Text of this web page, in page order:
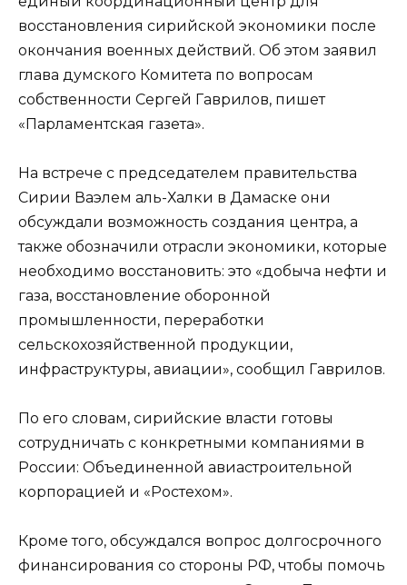
восстановления сирийской экономики после
окончания военных действий. Об этом заявил
глава думского Комитета по вопросам
собственности Сергей Гаврилов, пишет
«Парламентская газета».
На встрече с председателем правительства
Сирии Ваэлем аль-Халки в Дамаске они
обсуждали возможность создания центра, а
также обозначили отрасли экономики, которые
необходимо восстановить: это «добыча нефти и
газа, восстановление оборонной
промышленности, переработки
сельскохозяйственной продукции,
инфраструктуры, авиации», сообщил Гаврилов.
По его словам, сирийские власти готовы
сотрудничать с конкретными компаниями в
России: Объединенной авиастроительной
корпорацией и «Ростехом».
Кроме того, обсуждался вопрос долгосрочного
финансирования со стороны РФ, чтобы помочь